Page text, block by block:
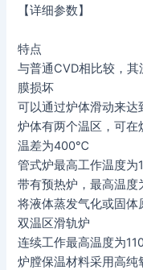
【详细参数】
特点
与普通CVD相比较，
膜损坏
可以通过炉体滑动来
炉体有两个温区，可
温差为400℃
管式炉最高工作温度
带有预热炉，最高温
将液体蒸发气化或固体
双温区滑轨炉
连续工作最高温度为
炉膛保温材料采用高